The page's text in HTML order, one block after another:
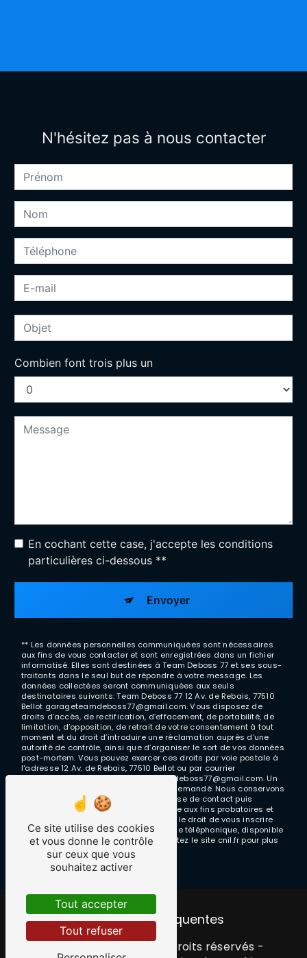
N'hésitez pas à nous contacter
Combien font trois plus un
En cochant cette case, j'accepte les conditions
particulières ci-dessous **
Envoyer
** Les données personnelles communiquées sont nécessaires
aux fins de vous contacter et sont enregistrées dans un fichier
informatisé. Elles sont destinées à Team Deboss 77 et ses sous-
traitants dans le seul but de répondre à votre message. Les
données collectées seront communiquées aux seuls
destinataires suivants: Team Deboss 77 12 Av. de Rebais, 77510
Bellot garageteamdeboss77@gmail.com. Vous disposez de
droits d’accès, de rectification, d’effacement, de portabilité, de
limitation, d’opposition, de retrait de votre consentement à tout
moment et du droit d’introduire une réclamation auprès d’une
autorité de contrôle, ainsi que d’organiser le sort de vos données
post-mortem. Vous pouvez exercer ces droits par voie postale à
l'adresse 12 Av. de Rebais, 77510 Bellot ou par courrier
électronique à l'adresse garageteamdeboss77@gmail.com. Un
justificatif d'identité pourra vous être demandé. Nous conservons
vos données pendant la période de prise de contact puis
pendant la durée de prescription légale aux fins probatoires et
de gestion des contentieux. Vous avez le droit de vous inscrire
sur la liste d'opposition au démarchage téléphonique, disponible
à cette adresse:Bloctel.gouv.fr. Consultez le site cnil.fr pour plus
d’informations sur vos droits.
Recherches fréquentes
- 2026 - Tous droits réservés -
Ce site utilise des cookies
et vous donne le contrôle
sur ceux que vous
souhaitez activer
Tout accepter
Tout refuser